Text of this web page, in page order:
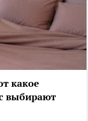
какое
выбирают